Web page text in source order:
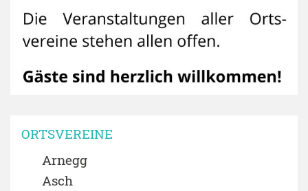
ORTSVEREINE
Arnegg
Asch